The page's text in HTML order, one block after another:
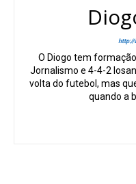
http://
O Diogo tem
Jornalismo e 4-4-2
volta do futebol, mas
quando a